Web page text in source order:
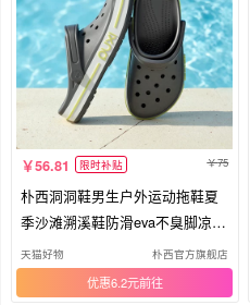
56.81 限时补贴 75
朴西洞洞鞋男生户外运动拖鞋夏
季沙滩溯溪鞋防滑eva不臭脚凉鞋
女
天猫好物 朴西官方旗舰店
优惠6.2元